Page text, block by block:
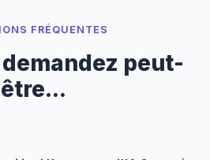
FRÉQUENTES
peut-
être...